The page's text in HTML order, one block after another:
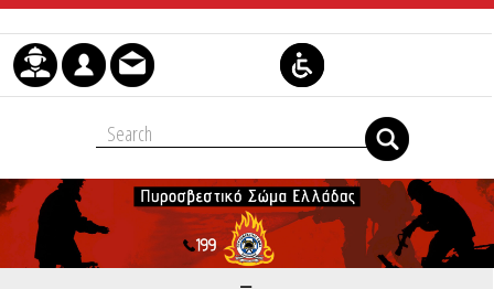
Skip to Content